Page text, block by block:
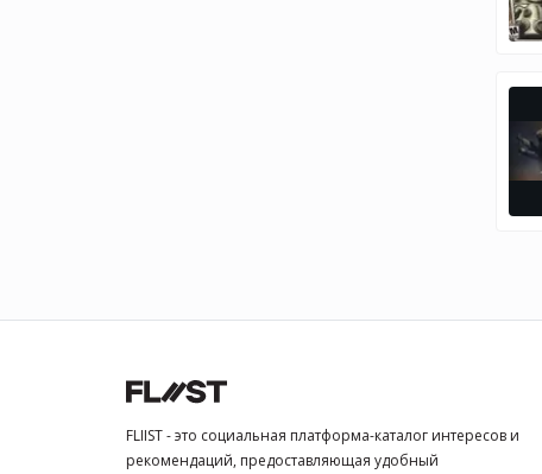
FLIIST - это социальная платформа-каталог интересов и
рекомендаций, предоставляющая удобный